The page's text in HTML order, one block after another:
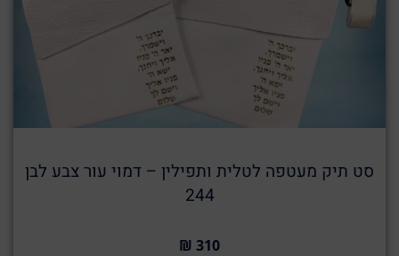
סט תיק מעטפה לטלית ותפילין – דמוי עור צבע לבן
244
310 ₪